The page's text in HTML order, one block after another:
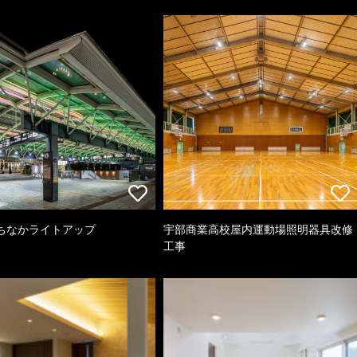
なかライトアップ
宇部商業高校屋内運動場照明器具改修
工事